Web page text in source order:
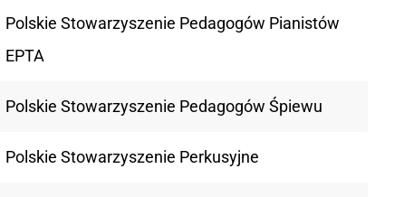
Polskie Stowarzyszenie Pedagogów Pianistów
EPTA
Polskie Stowarzyszenie Pedagogów Śpiewu
Polskie Stowarzyszenie Perkusyjne